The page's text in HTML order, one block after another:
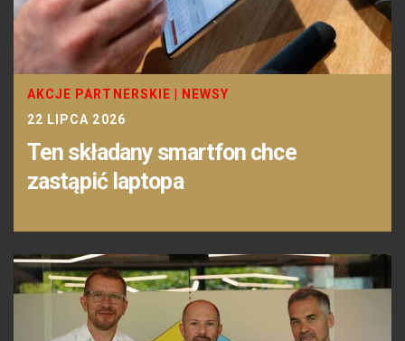
AKCJE PARTNERSKIE
NEWSY
22 LIPCA 2026
Ten składany smartfon chce
zastąpić laptopa